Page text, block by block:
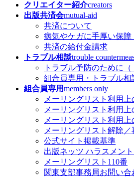
クリエイター紹介creators
出版共済会mutual-aid
共済について
病気やケガに手厚い保障
共済の給付金請求
トラブル相談trouble
トラブル予防のために（
組合員専用・トラブル相
組合員専用members only
メーリングリスト利用
メーリングリスト利用上
メーリングリスト利用上
メーリングリスト解除／
公式サイト掲載基準
出版ネッツ ハラスメン
メーリングリスト110番
関東支部事務局お問い合